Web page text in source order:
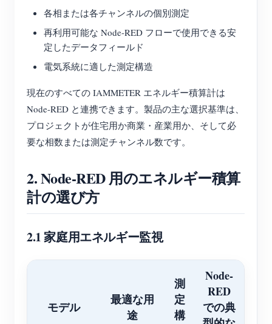
各相または各チャンネルの個別測定
再利用可能な Node-RED フローで使用できる安
定したデータフィールド
電気系統に適した測定構造
現在のすべての IAMMETER エネルギー積算計は
Node-RED と連携できます。製品の主な選択基準は、
プロジェクトが住宅用か商業・産業用か、そして必
要な相数または測定チャンネル数です。
2. Node-RED 用のエネルギー積算
計の選び方
2.1 家庭用エネルギー監視
モデル
最適な用
途
測
定
構
Node-
RED
での典